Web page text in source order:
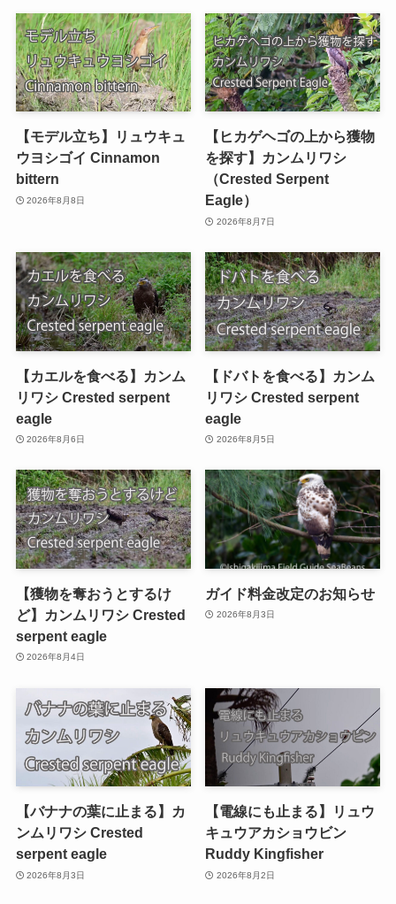
【モデル立ち】リュウキュ
ウヨシゴイ Cinnamon
bittern
2026年8月8日
【ヒカゲヘゴの上から獲物
を探す】カンムリワシ
（Crested Serpent
Eagle）
2026年8月7日
【カエルを食べる】カンム
リワシ Crested serpent
eagle
2026年8月6日
【ドバトを食べる】カンム
リワシ Crested serpent
eagle
2026年8月5日
【獲物を奪おうとするけ
ど】カンムリワシ Crested
serpent eagle
2026年8月4日
ガイド料金改定のお知らせ
2026年8月3日
【バナナの葉に止まる】カ
ンムリワシ Crested
serpent eagle
2026年8月3日
【電線にも止まる】リュウ
キュウアカショウビン
Ruddy Kingfisher
2026年8月2日